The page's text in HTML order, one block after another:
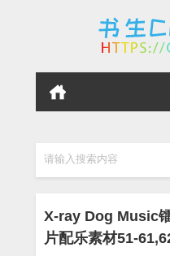
请输入搜索内容
X-ray Dog Music
片配乐素材51-